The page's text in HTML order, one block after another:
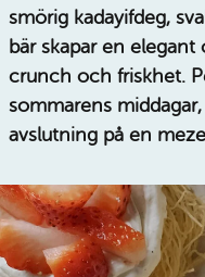
smörig kadayifdeg,
bär skapar en
crunch och friskhet.
sommarens
avslutning på en